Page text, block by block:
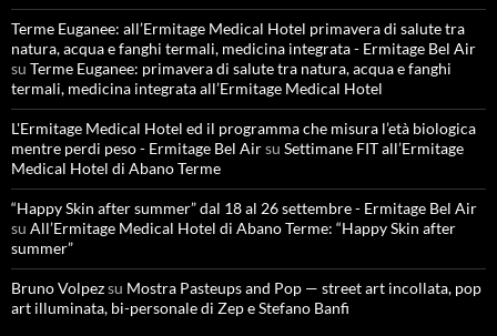
Terme Euganee: all’Ermitage Medical Hotel primavera di salute tra
natura, acqua e fanghi termali, medicina integrata - Ermitage Bel Air
su Terme Euganee: primavera di salute tra natura, acqua e fanghi
termali, medicina integrata all’Ermitage Medical Hotel
L'Ermitage Medical Hotel ed il programma che misura l’età biologica
mentre perdi peso - Ermitage Bel Airsu Settimane FIT all’Ermitage
Medical Hotel di Abano Terme
“Happy Skin after summer” dal 18 al 26 settembre - Ermitage Bel Air
su All’Ermitage Medical Hotel di Abano Terme: “Happy Skin after
summer”
Bruno Volpezsu Mostra Pasteups and Pop — street art incollata, pop
art illuminata, bi-personale di Zep e Stefano Banfi